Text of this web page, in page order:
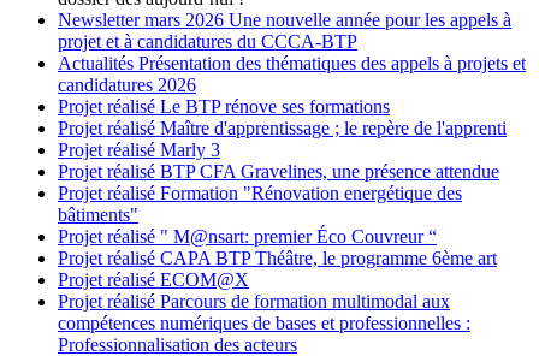
Newsletter mars 2026 Une nouvelle année pour les appels à
projet et à candidatures du CCCA-BTP
Actualités Présentation des thématiques des appels à projets et
candidatures 2026
Projet réalisé Le BTP rénove ses formations
Projet réalisé Maître d'apprentissage ; le repère de l'apprenti
Projet réalisé Marly 3
Projet réalisé BTP CFA Gravelines, une présence attendue
Projet réalisé Formation "Rénovation energétique des
bâtiments"
Projet réalisé " M@nsart: premier Éco Couvreur “
Projet réalisé CAPA BTP Théâtre, le programme 6ème art
Projet réalisé ECOM@X
Projet réalisé Parcours de formation multimodal aux
compétences numériques de bases et professionnelles :
Professionnalisation des acteurs